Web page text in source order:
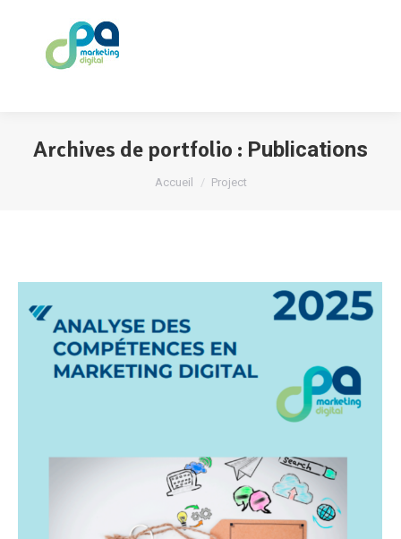
Archives de portfolio : Publications
Vous êtes ici :
Accueil Project